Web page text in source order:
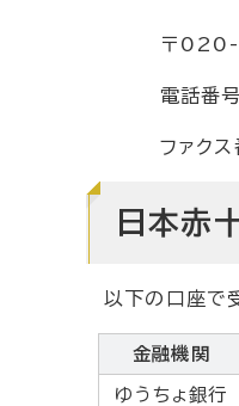
〒020-
電話番
ファクス
日本赤
以下の口座で
金融機関
ゆうちょ銀行